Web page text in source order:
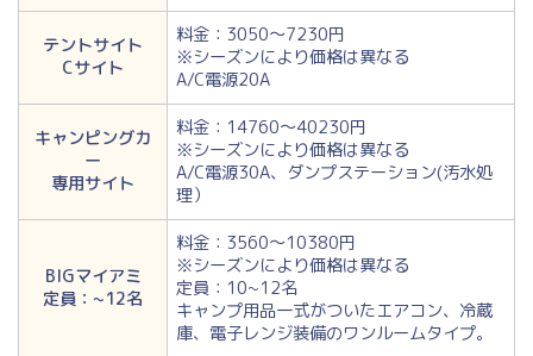
テントサイト
Cサイト
料金：3050～7230円
※シーズンにより価格は異なる
A/C電源20A
キャンピングカ
ー
専用サイト
料金：14760～40230円
※シーズンにより価格は異なる
A/C電源30A、ダンプステーション(汚水処
理）
BIGマイアミ
定員：~12名
料金：3560～10380円
※シーズンにより価格は異なる
定員：10~12名
キャンプ用品一式がついたエアコン、冷蔵
庫、電子レンジ装備のワンルームタイプ。